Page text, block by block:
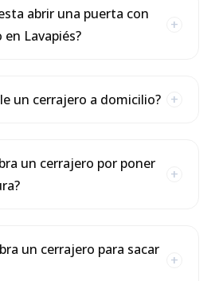
abrir una puerta con
Lavapiés?
un cerrajero a domicilio?
un cerrajero por poner
un cerrajero para sacar